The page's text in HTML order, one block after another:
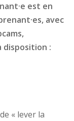
est en
avec
disposition :
« lever la